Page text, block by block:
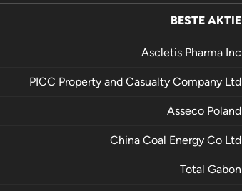
BESTE AKTIE
Ascletis Pharma Inc
PICC Property and Casualty Company Ltd
Asseco Poland
China Coal Energy Co Ltd
Total Gabon